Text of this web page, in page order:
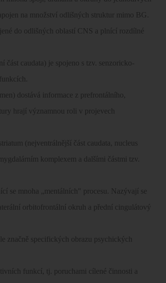
na množství odlišných struktur mimo BG.
do odlišných oblastí CNS a plnící rozdílné
část caudata) je spojeno s tzv. senzoricko-
dostává informace z prefrontálního,
hrají významnou roli v projevech
(nejventrálnější část caudata, nucleus
komplexem a dalšími částmi tzv.
se mnoha „mentálních" procesu. Nazývají se
orbitofrontální okruh a přední cingulátový
značně specifických obrazu psychických
funkcí, tj. poruchami cílené činnosti a